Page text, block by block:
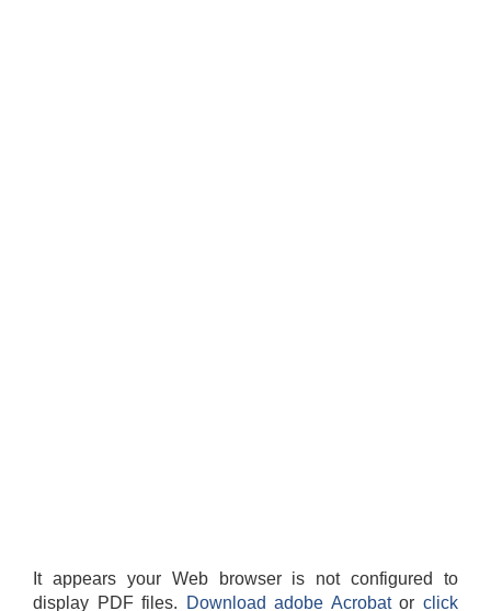
It appears your Web browser is not configured to
display PDF files.
Download adobe Acrobatorclick